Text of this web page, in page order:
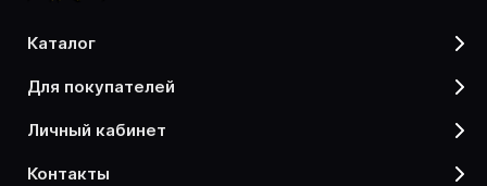
каталог
для покупателей
личный кабинет
контакты